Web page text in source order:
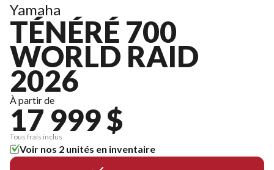
Yamaha
TÉNÉRÉ 700
WORLD RAID
2026
À partir de
17 999 $
Tous frais inclus
Voir nos 2 unités en inventaire